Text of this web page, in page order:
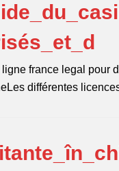
france legal pour
différentes